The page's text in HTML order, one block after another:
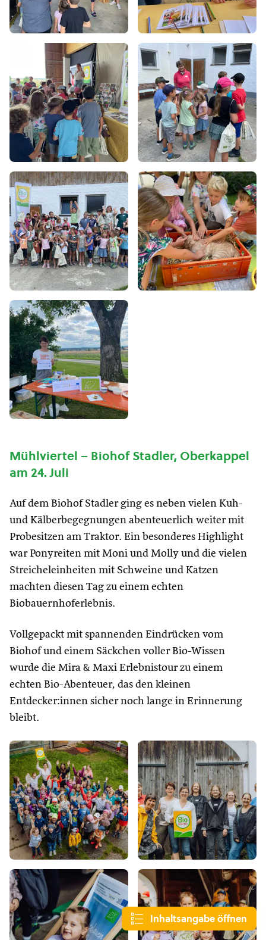
Mühlviertel – Biohof Stadler, Oberkappel
am 24. Juli
Auf dem Biohof Stadler ging es neben vielen Kuh-
und Kälberbegegnungen abenteuerlich weiter mit
Probesitzen am Traktor. Ein besonderes Highlight
war Ponyreiten mit Moni und Molly und die vielen
Streicheleinheiten mit Schweine und Katzen
machten diesen Tag zu einem echten
Biobauernhoferlebnis.
Vollgepackt mit spannenden Eindrücken vom
Biohof und einem Säckchen voller Bio-Wissen
wurde die Mira & Maxi Erlebnistour zu einem
echten Bio-Abenteuer, das den kleinen
Entdecker:innen sicher noch lange in Erinnerung
bleibt.
Inhaltsangabe öffnen